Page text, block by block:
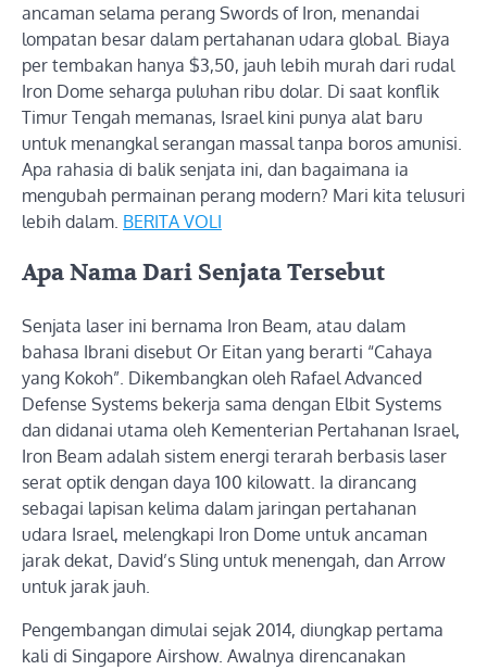
ancaman selama perang Swords of Iron, menandai
lompatan besar dalam pertahanan udara global. Biaya
per tembakan hanya $3,50, jauh lebih murah dari rudal
Iron Dome seharga puluhan ribu dolar. Di saat konflik
Timur Tengah memanas, Israel kini punya alat baru
untuk menangkal serangan massal tanpa boros amunisi.
Apa rahasia di balik senjata ini, dan bagaimana ia
mengubah permainan perang modern? Mari kita telusuri
lebih dalam. BERITA VOLI
Apa Nama Dari Senjata Tersebut
Senjata laser ini bernama Iron Beam, atau dalam
bahasa Ibrani disebut Or Eitan yang berarti “Cahaya
yang Kokoh”. Dikembangkan oleh Rafael Advanced
Defense Systems bekerja sama dengan Elbit Systems
dan didanai utama oleh Kementerian Pertahanan Israel,
Iron Beam adalah sistem energi terarah berbasis laser
serat optik dengan daya 100 kilowatt. Ia dirancang
sebagai lapisan kelima dalam jaringan pertahanan
udara Israel, melengkapi Iron Dome untuk ancaman
jarak dekat, David’s Sling untuk menengah, dan Arrow
untuk jarak jauh.
Pengembangan dimulai sejak 2014, diungkap pertama
kali di Singapore Airshow. Awalnya direncanakan